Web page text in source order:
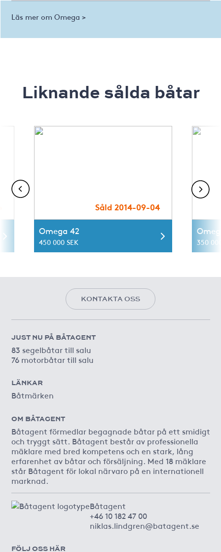
Läs mer om Omega >
Liknande sålda båtar
Såld 2014-09-04
Omega 42
450 000 SEK 350
KONTAKTA OSS
JUST NU PÅ BÅTAGENT
83 segelbåtar till salu
76 motorbåtar till salu
LÄNKAR
Båtmärken
OM BÅTAGENT
Båtagent förmedlar begagnade båtar på ett smidigt
och tryggt sätt. Båtagent består av professionella
mäklare med bred kompetens och en stark, lång
erfarenhet av båtar och försäljning. Med 18 mäklare
står Båtagent för lokal närvaro på en internationell
marknad.
Båtagent
+46 10 182 47 00
niklas.lindgren@batagent.se
FÖLJ OSS HÄR